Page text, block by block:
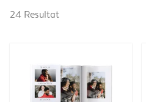
24 Resultat